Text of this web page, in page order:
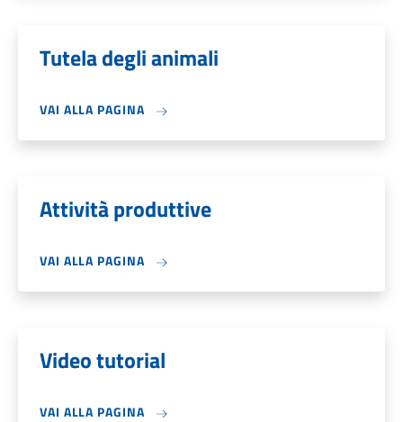
Tutela degli animali
VAI ALLA PAGINA
Attività produttive
VAI ALLA PAGINA
Video tutorial
VAI ALLA PAGINA